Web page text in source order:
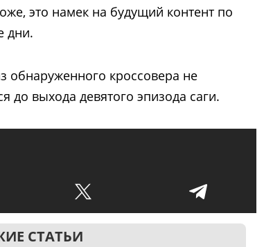
это намек на будущий контент по
дни.
обнаруженного кроссовера не
до выхода девятого эпизода саги.
СТАТЬИ